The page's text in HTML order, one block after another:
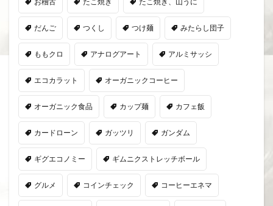
だんご つくし つけ麺 みたらし団子
ももクロ アナログアート アルミサッシ
エコカラット オーガニックコーヒー
オーガニック食品 カップ麺 カフェ飯
カードローン ガッツリ ガンダム
ギグエコノミー ギムニクストレッチボール
グルメ コインチェック コーヒーエネマ